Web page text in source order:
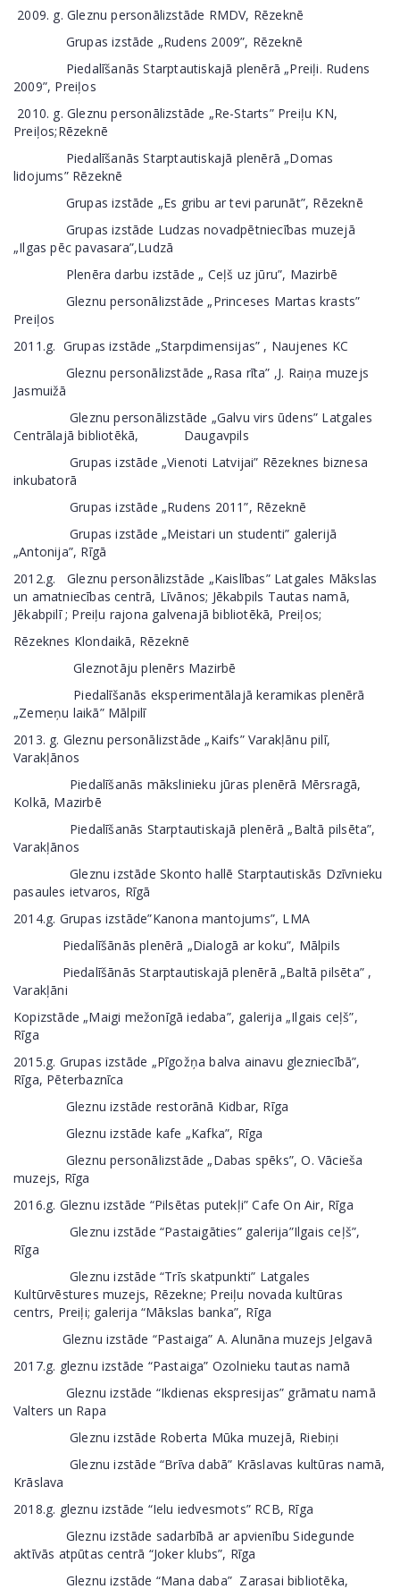
2009. g. Gleznu personālizstāde RMDV, Rēzeknē
Grupas izstāde „Rudens 2009”, Rēzeknē
Piedalīšanās Starptautiskajā plenērā „Preiļi. Rudens
2009”, Preiļos
2010. g. Gleznu personālizstāde „Re-Starts” Preiļu KN,
Preiļos;Rēzeknē
Piedalīšanās Starptautiskajā plenērā „Domas
lidojums” Rēzeknē
Grupas izstāde „Es gribu ar tevi parunāt”, Rēzeknē
Grupas izstāde Ludzas novadpētniecības muzejā
„Ilgas pēc pavasara”,Ludzā
Plenēra darbu izstāde „ Ceļš uz jūru”, Mazirbē
Gleznu personālizstāde „Princeses Martas krasts”
Preiļos
2011.g. Grupas izstāde „Starpdimensijas” , Naujenes KC
Gleznu personālizstāde „Rasa rīta” ,J. Raiņa muzejs
Jasmuižā
Gleznu personālizstāde „Galvu virs ūdens” Latgales
Centrālajā bibliotēkā, Daugavpils
Grupas izstāde „Vienoti Latvijai” Rēzeknes biznesa
inkubatorā
Grupas izstāde „Rudens 2011”, Rēzeknē
Grupas izstāde „Meistari un studenti” galerijā
„Antonija”, Rīgā
2012.g. Gleznu personālizstāde „Kaislības” Latgales Mākslas
un amatniecības centrā, Līvānos; Jēkabpils Tautas namā,
Jēkabpilī ; Preiļu rajona galvenajā bibliotēkā, Preiļos;
Rēzeknes Klondaikā, Rēzeknē
Gleznotāju plenērs Mazirbē
Piedalīšanās eksperimentālajā keramikas plenērā
„Zemeņu laikā” Mālpilī
2013. g. Gleznu personālizstāde „Kaifs” Varakļānu pilī,
Varakļānos
Piedalīšanās mākslinieku jūras plenērā Mērsragā,
Kolkā, Mazirbē
Piedalīšanās Starptautiskajā plenērā „Baltā pilsēta”,
Varakļānos
Gleznu izstāde Skonto hallē Starptautiskās Dzīvnieku
pasaules ietvaros, Rīgā
2014.g. Grupas izstāde”Kanona mantojums”, LMA
Piedalīšānās plenērā „Dialogā ar koku”, Mālpils
Piedalīšānās Starptautiskajā plenērā „Baltā pilsēta” ,
Varakļāni
Kopizstāde „Maigi mežonīgā iedaba”, galerija „Ilgais ceļš”,
Rīga
2015.g. Grupas izstāde „Pīgožņa balva ainavu glezniecībā”,
Rīga, Pēterbaznīca
Gleznu izstāde restorānā Kidbar, Rīga
Gleznu izstāde kafe „Kafka”, Rīga
Gleznu personālizstāde „Dabas spēks”, O. Vācieša
muzejs, Rīga
2016.g. Gleznu izstāde “Pilsētas putekļi” Cafe On Air, Rīga
Gleznu izstāde “Pastaigāties” galerija”Ilgais ceļš”,
Rīga
Gleznu izstāde “Trīs skatpunkti” Latgales
Kultūrvēstures muzejs, Rēzekne; Preiļu novada kultūras
centrs, Preiļi; galerija “Mākslas banka”, Rīga
Gleznu izstāde “Pastaiga” A. Alunāna muzejs Jelgavā
2017.g. gleznu izstāde “Pastaiga” Ozolnieku tautas namā
Gleznu izstāde “Ikdienas ekspresijas” grāmatu namā
Valters un Rapa
Gleznu izstāde Roberta Mūka muzejā, Riebiņi
Gleznu izstāde “Brīva dabā” Krāslavas kultūras namā,
Krāslava
2018.g. gleznu izstāde “Ielu iedvesmots” RCB, Rīga
Gleznu izstāde sadarbībā ar apvienību Sidegunde
aktīvās atpūtas centrā “Joker klubs”, Rīga
Gleznu izstāde “Mana daba” Zarasai bibliotēka,